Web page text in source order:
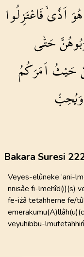
هُوَاَذًىۙفَاعْتَزِلُوا
حَتّٰى
حَيْثُاَمَرَكُمُ
وَيُحِبُّ
Bakara Suresi
Veyes-elûneke ‘ani-
nnisâe fi-lmehîd(i)(s)
fe-iżâ tetahherne fe/
veyuhibbu-